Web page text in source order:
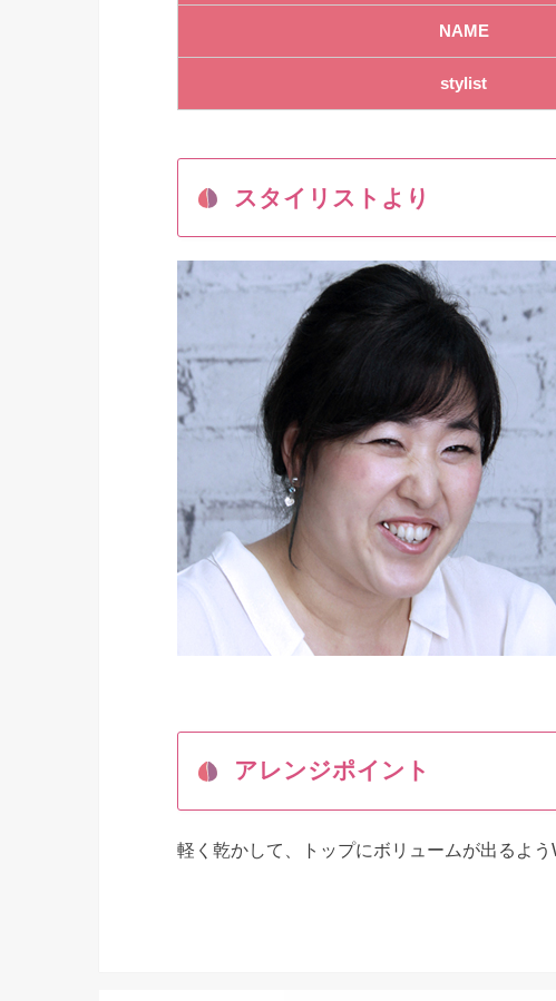
NAME
stylist
スタイリストより
アレンジポイント
軽く乾かして、トップにボリュームが出るよう